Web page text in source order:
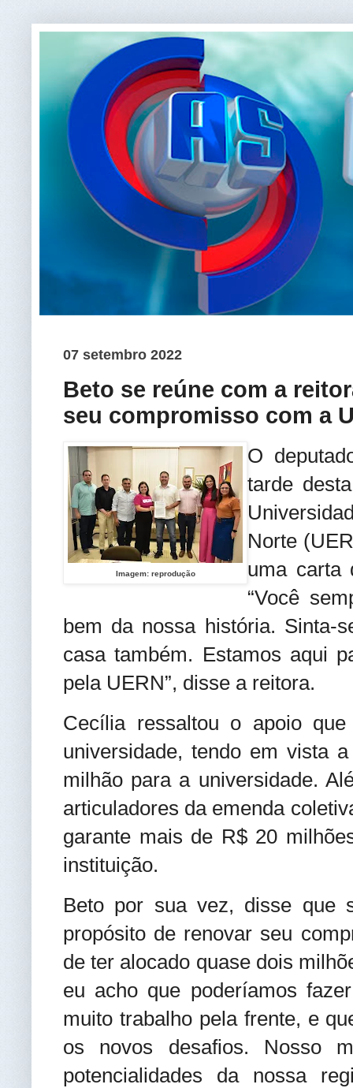
07 setembro 2022
Beto se reúne com a
seu compromisso com a
Imagem: reprodução
O
tarde
Norte
uma carta
“Você
bem da nossa história. Sinta-
casa também. Estamos aqui
pela UERN”, disse a reitora.
Cecília ressaltou o apoio
universidade, tendo em vista
milhão para a universidade.
articuladores da emenda
garante mais de R$ 20
instituição.
Beto por sua vez, disse que
propósito de renovar seu
de ter alocado quase dois
eu acho que poderíamos
muito trabalho pela frente, e
os novos desafios. Nosso
potencialidades da nossa